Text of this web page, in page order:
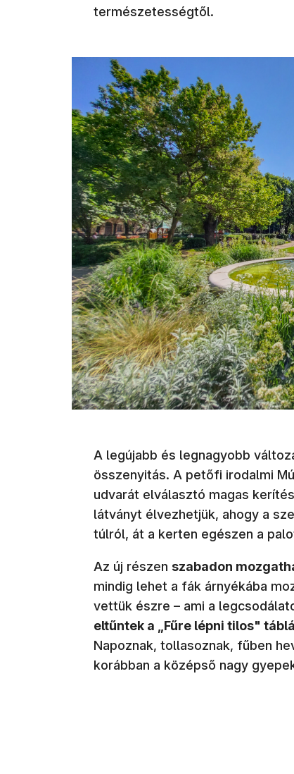
természetességtől.
A legújabb és legnagyobb
összenyitás. A petőfi irodalmi
udvarát elválasztó magas
látványt élvezhetjük, ahogy a
túlról, át a kerten egészen a
Az új részen szabadon
mindig lehet a fák árnyékába
vettük észre – ami a
eltűntek a „Fűre lépni tilos"
Napoznak, tollasoznak, fűben
korábban a középső nagy